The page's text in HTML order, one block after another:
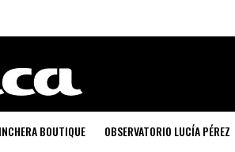
BOUTIQUE OBSERVATORIO LUCÍA PÉREZ